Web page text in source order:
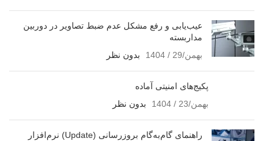
عیب‌یابی و رفع مشکل عدم ضبط تصاویر در دوربین
مداربسته
بهمن/29 / 1404
بدون نظر
پکیج‌های امنیتی آماده
بهمن/23 / 1404
بدون نظر
راهنمای گام‌به‌گام بروزرسانی (Update) نرم‌افزار